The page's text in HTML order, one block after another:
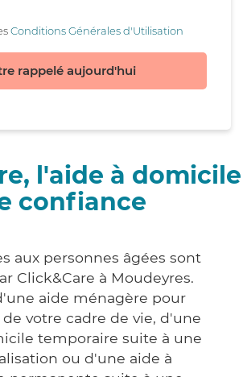
Conditions Générales d'Utilisation
rappelé aujourd'hui
l'aide à domicile
confiance
aux personnes âgées sont
Click&Care à Moudeyres.
aide ménagère pour
votre cadre de vie, d'une
temporaire suite à une
ou d'une aide à